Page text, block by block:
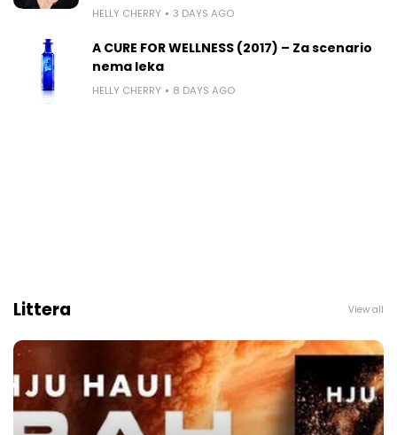
HELLY CHERRY 3 DAYS AGO
A CURE FOR WELLNESS (2017) – Za scenario
nema leka
HELLY CHERRY 8 DAYS AGO
Littera View all